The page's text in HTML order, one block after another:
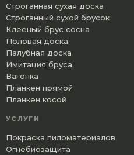
Строганная сухая доска
Строганный сухой брусок
Клееный брус сосна
Половая доска
Палубная доска
Имитация бруса
Вагонка
Планкен прямой
Планкен косой
УСЛУГИ
Покраска пиломатериалов
Огнебиозащита